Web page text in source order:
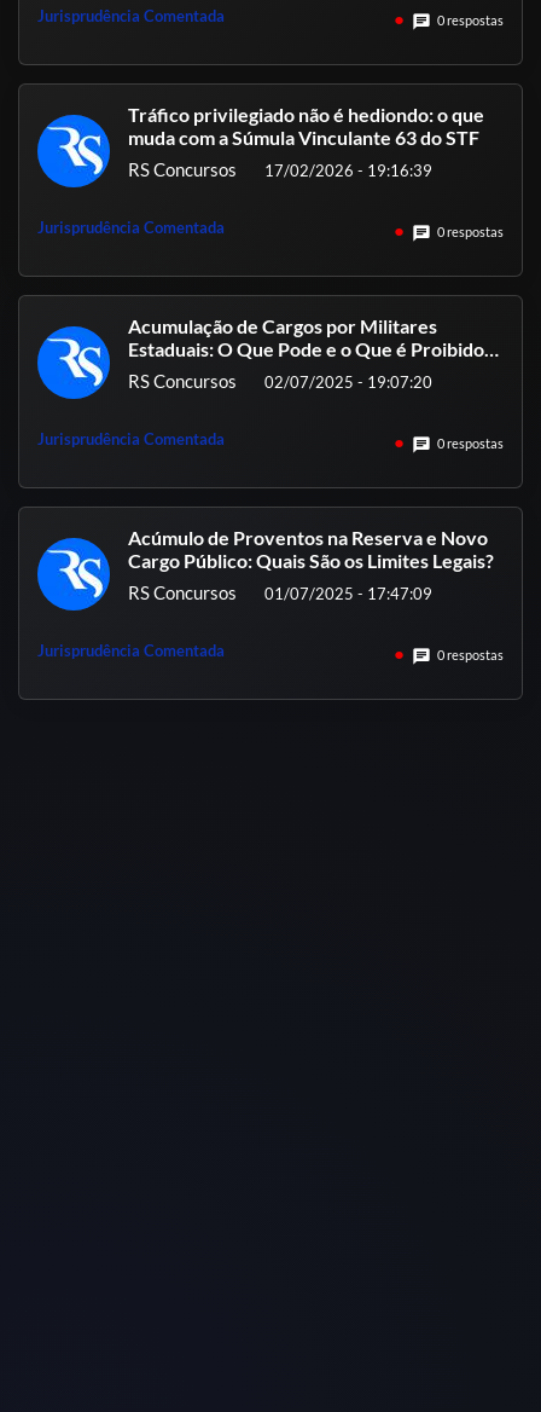
Jurisprudência Comentada chat 0 respostas
Tráfico privilegiado não é hediondo: o que
muda com a Súmula Vinculante 63 do STF
RS Concursos 17/02/2026 - 19:16:39
Jurisprudência Comentada chat 0 respostas
Acumulação de Cargos por Militares
Estaduais: O Que Pode e o Que é Proibido
pela Constituição e Pela Jurisprudência
Atual?
RS Concursos 02/07/2025 - 19:07:20
Jurisprudência Comentada chat 0 respostas
Acúmulo de Proventos na Reserva e Novo
Cargo Público: Quais São os Limites Legais?
RS Concursos 01/07/2025 - 17:47:09
Jurisprudência Comentada chat 0 respostas